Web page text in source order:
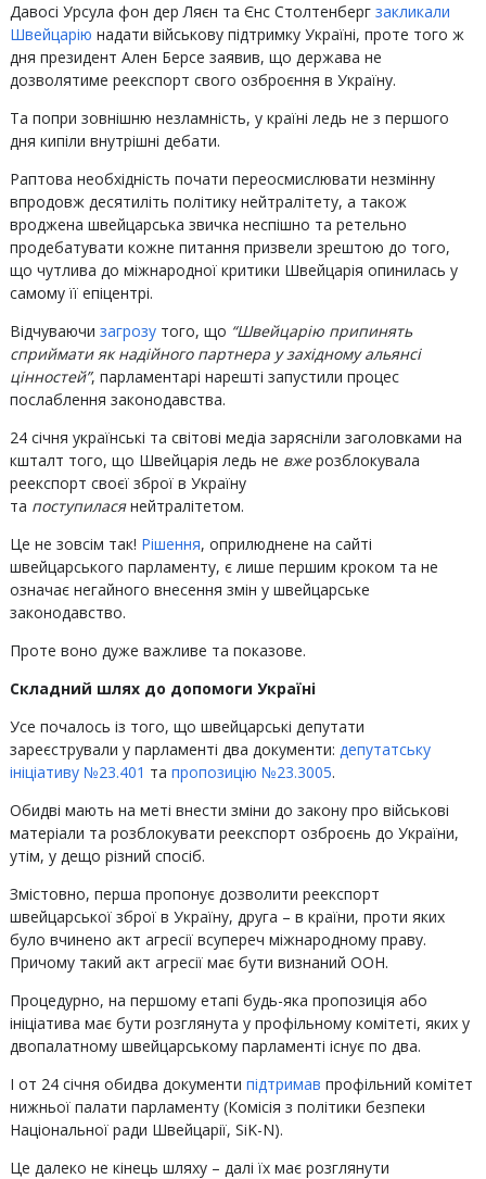
Давосі Урсула фон дер Ляєн та Єнс Столтенберг закликали
Швейцарію надати військову підтримку Україні, проте того ж
дня президент Ален Берсе заявив, що держава не
дозволятиме реекспорт свого озброєння в Україну.
Та попри зовнішню незламність, у країні ледь не з першого
дня кипіли внутрішні дебати.
Раптова необхідність почати переосмислювати незмінну
впродовж десятиліть політику нейтралітету, а також
вроджена швейцарська звичка неспішно та ретельно
продебатувати кожне питання призвели зрештою до того,
що чутлива до міжнародної критики Швейцарія опинилась у
самому її епіцентрі.
Відчуваючи загрозутого, що “Швейцарію припинять
сприймати як надійного партнера у західному альянсі
цінностей”, парламентарі нарешті запустили процес
послаблення законодавства.
24 січня українські та світові медіа зарясніли заголовками на
кшталт того, що Швейцарія ледь не вжерозблокувала
реекспорт своєї зброї в Україну
та поступиласянейтралітетом.
Це не зовсім так! Рішення, оприлюднене на сайті
швейцарського парламенту, є лише першим кроком та не
означає негайного внесення змін у швейцарське
законодавство.
Проте воно дуже важливе та показове.
Складний шлях до допомоги Україні
Усе почалось із того, що швейцарські депутати
зареєстрували у парламенті два документи: депутатську
ініціативу №23.401 та пропозицію №23.3005.
Обидві мають на меті внести зміни до закону про військові
матеріали та розблокувати реекспорт озброєнь до України,
утім, у дещо різний спосіб.
Змістовно, перша пропонує дозволити реекспорт
швейцарської зброї в Україну, друга – в країни, проти яких
було вчинено акт агресії всупереч міжнародному праву.
Причому такий акт агресії має бути визнаний ООН.
Процедурно, на першому етапі будь-яка пропозиція або
ініціатива має бути розглянута у профільному комітеті, яких у
двопалатному швейцарському парламенті існує по два.
І от 24 січня обидва документи підтримав профільний комітет
нижньої палати парламенту (Комісія з політики безпеки
Національної ради Швейцарії, SiK-N).
Це далеко не кінець шляху – далі їх має розглянути